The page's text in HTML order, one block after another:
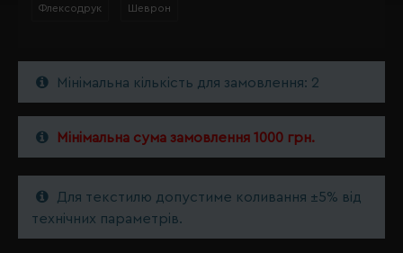
Флексодрук Шеврон
Мінімальна кількість для замовлення: 2
Мінімальна сума замовлення 1000 грн.
Для текстилю допустиме коливання ±5% від
технічних параметрів.